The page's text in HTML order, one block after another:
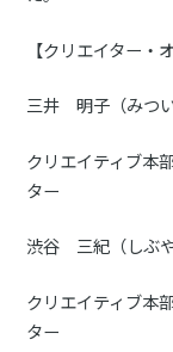
【クリエイター
三井 明子（みつ
クリエイティブ本
ター
渋谷 三紀（しぶ
クリエイティブ本
ター